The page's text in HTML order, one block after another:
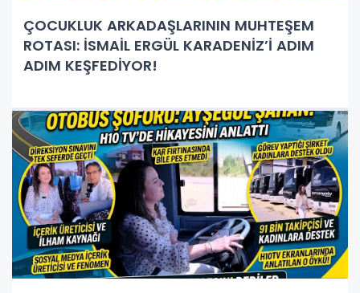
ÇOCUKLUK ARKADAŞLARININ MUHTEŞEM
ROTASI: İSMAİL ERGÜL KARADENİZ’İ ADIM
ADIM KEŞFEDİYOR!